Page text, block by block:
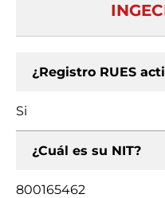
¿Registro RUES
Si
¿Cuál es su NIT?
800165462